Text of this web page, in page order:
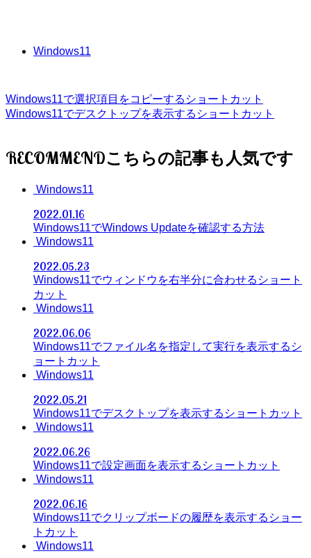
Windows11
Windows11で選択項目をコピーするショートカット
Windows11でデスクトップを表示するショートカット
RECOMMEND
Windows11
2022.01.16
Windows11でWindows Updateを確認する方法
Windows11
2022.05.23
Windows11でウィンドウを右半分に合わせるショート
カット
Windows11
2022.06.06
Windows11でファイル名を指定して実行を表示するシ
ョートカット
Windows11
2022.05.21
Windows11でデスクトップを表示するショートカット
Windows11
2022.06.26
Windows11で設定画面を表示するショートカット
Windows11
2022.06.16
Windows11でクリップボードの履歴を表示するショー
トカット
Windows11